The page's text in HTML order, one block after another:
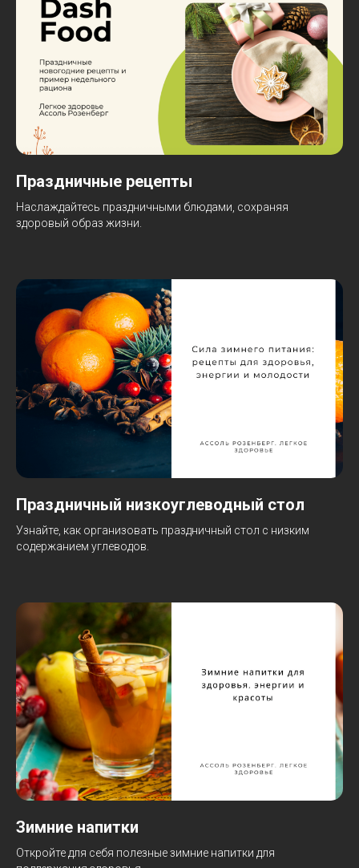
Праздничные рецепты
Наслаждайтесь праздничными блюдами, сохраняя
здоровый образ жизни.
Праздничный низкоуглеводный стол
Узнайте, как организовать праздничный стол с низким
содержанием углеводов.
Зимние напитки
Откройте для себя полезные зимние напитки для